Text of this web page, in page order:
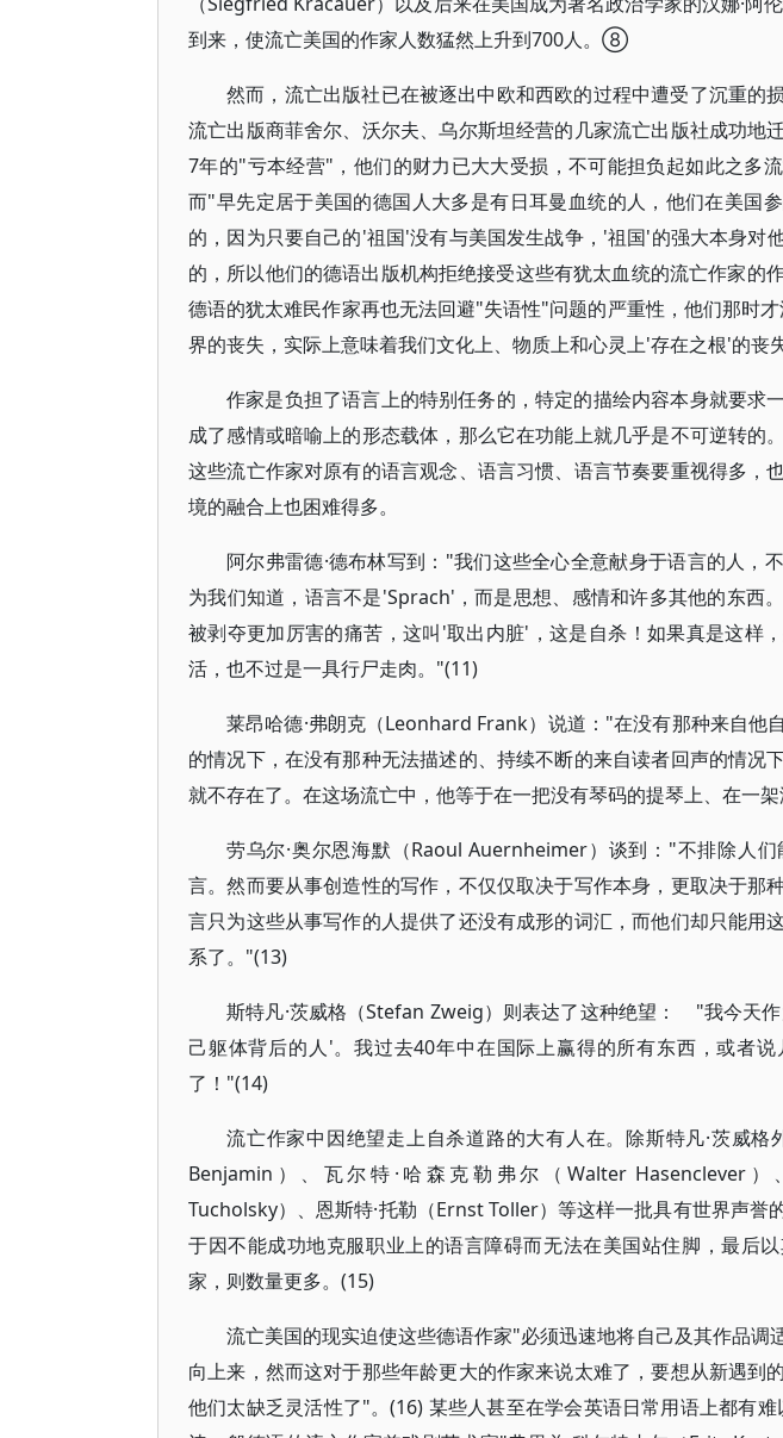
到来，使流亡美国的作家人数猛然上升到700人。⑧
然而，流亡出版社已在被逐出中欧和西欧的过程中遭受了沉重的
流亡出版商菲舍尔、沃尔夫、乌尔斯坦经营的几家流亡出版社成功地
7年的"亏本经营"，他们的财力已大大受损，不可能担负起如此之多
而"早先定居于美国的德国人大多是有日耳曼血统的人，他们在美国
的，因为只要自己的'祖国'没有与美国发生战争，'祖国'的强大本身对
的，所以他们的德语出版机构拒绝接受这些有犹太血统的流亡作家
德语的犹太难民作家再也无法回避"失语性"问题的严重性，他们那时
界的丧失，实际上意味着我们文化上、物质上和心灵上'存在之根'的
作家是负担了语言上的特别任务的，特定的描绘内容本身就要求
成了感情或暗喻上的形态载体，那么它在功能上就几乎是不可逆转的
这些流亡作家对原有的语言观念、语言习惯、语言节奏要重视得多，
境的融合上也困难得多。
阿尔弗雷德·德布林写到："我们这些全心全意献身于语言的人，
为我们知道，语言不是'Sprach'，而是思想、感情和许多其他的东西
被剥夺更加厉害的痛苦，这叫'取出内脏'，这是自杀！如果真是这样
活，也不过是一具行尸走肉。"(11)
莱昂哈德·弗朗克（Leonhard Frank）说道："在没有那种来自他
的情况下，在没有那种无法描述的、持续不断的来自读者回声的情况
就不存在了。在这场流亡中，他等于在一把没有琴码的提琴上、在一
劳乌尔·奥尔恩海默（Raoul Auernheimer）谈到："不排除人
言。然而要从事创造性的写作，不仅仅取决于写作本身，更取决于那
言只为这些从事写作的人提供了还没有成形的词汇，而他们却只能用
系了。"(13)
斯特凡·茨威格（Stefan Zweig）则表达了这种绝望： "我今天
己躯体背后的人'。我过去40年中在国际上赢得的所有东西，或者
了！"(14)
流亡作家中因绝望走上自杀道路的大有人在。除斯特凡·茨威格
Benjamin）、瓦尔特·哈森克勒弗尔（Walter Hasenclever
Tucholsky）、恩斯特·托勒（Ernst Toller）等这样一批具有世界声誉
于因不能成功地克服职业上的语言障碍而无法在美国站住脚，最后
家，则数量更多。(15)
流亡美国的现实迫使这些德语作家"必须迅速地将自己及其作品调
向上来，然而这对于那些年龄更大的作家来说太难了，要想从新遇到
他们太缺乏灵活性了"。(16) 某些人甚至在学会英语日常用语上都有